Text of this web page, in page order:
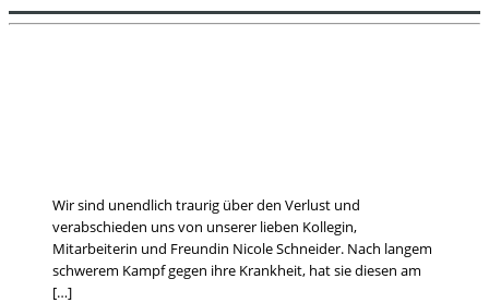
Wir sind unendlich traurig über den Verlust und
verabschieden uns von unserer lieben Kollegin,
Mitarbeiterin und Freundin Nicole Schneider. Nach langem
schwerem Kampf gegen ihre Krankheit, hat sie diesen am
[…]